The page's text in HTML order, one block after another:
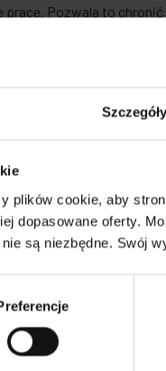
Szczegóły
cookie, aby
dopasowane oferty.
są niezbędne. Swój
prace. Pozwala to
o ochronie praw
jednego z
otwartego lub
otwarty
powierniczego
transze są wypłacane
po zakończeniu
prac i wydatków.
budowy na etapy i